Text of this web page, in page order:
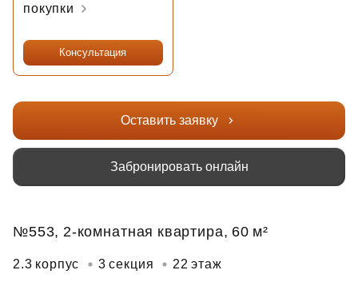
покупки
Консультация
Оставить заявку
Забронировать онлайн
№553, 2-комнатная квартира, 60 м²
2.3 корпус 3 секция 22 этаж